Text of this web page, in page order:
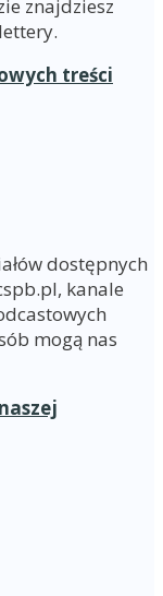
znajdziesz
treści
dostępnych
kanale
mogą nas